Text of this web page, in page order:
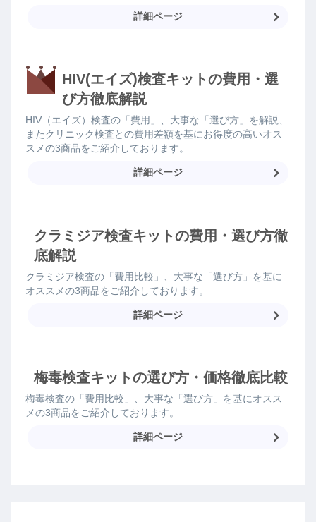
詳細ページ
HIV(エイズ)検査キットの費用・選
び方徹底解説
HIV（エイズ）検査の「費用」、大事な「選び方」を解説、
またクリニック検査との費用差額を基にお得度の高いオス
スメの3商品をご紹介しております。
詳細ページ
クラミジア検査キットの費用・選び方徹
底解説
クラミジア検査の「費用比較」、大事な「選び方」を基に
オススメの3商品をご紹介しております。
詳細ページ
梅毒検査キットの選び方・価格徹底比較
梅毒検査の「費用比較」、大事な「選び方」を基にオスス
メの3商品をご紹介しております。
詳細ページ